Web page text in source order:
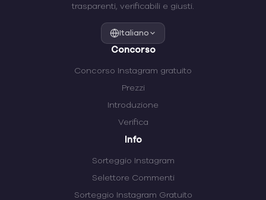
trasparenti, verificabili e giusti.
Italiano
Concorso
Concorso Instagram gratuito
Prezzi
Introduzione
Verifica
Info
Sorteggio Instagram
Selettore Commenti
Sorteggio Instagram Gratuito